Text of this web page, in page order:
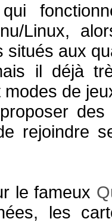
Linux,
situés aux
il déjà
de
rejoindre
le fameux
les